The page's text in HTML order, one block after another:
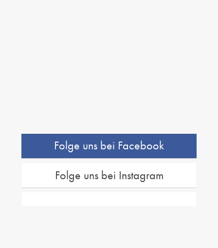
Folge uns bei Facebook
Folge uns bei Instagram